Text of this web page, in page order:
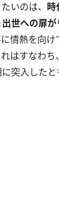
いのは、 時
世への扉
情熱を向
すなわち
に突入した